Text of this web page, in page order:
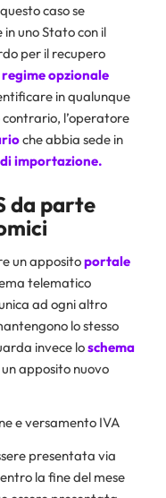
caso se
in uno Stato con il
per il recupero
regime opzionale
in qualunque
contrario, l’operatore
che abbia sede in
importazione.
da parte
un appositoportale
telematico
ad ogni altro
lo stesso
invece loschema
apposito nuovo
e versamento IVA
presentata via
la fine del mese